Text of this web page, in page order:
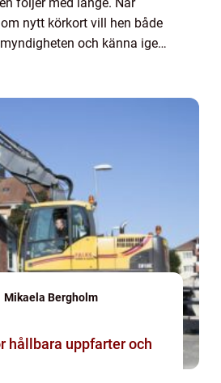
nytt körkort vill hen både
och känna igen
Mikaela Bergholm
hållbara uppfarter och